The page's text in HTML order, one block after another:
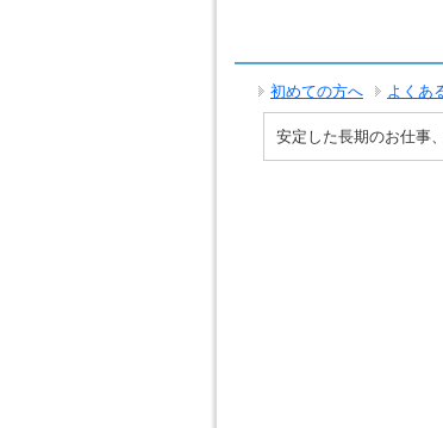
初めての方へ よくあ
安定した長期のお仕事